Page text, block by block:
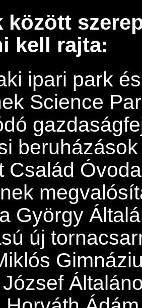
között
kell rajta:
ipari park
Science
Család
György
új